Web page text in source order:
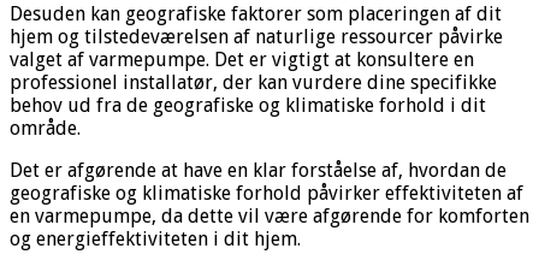
Desuden kan geografiske faktorer som placeringen af dit
hjem og tilstedeværelsen af naturlige ressourcer påvirke
valget af varmepumpe. Det er vigtigt at konsultere en
professionel installatør, der kan vurdere dine specifikke
behov ud fra de geografiske og klimatiske forhold i dit
område.
Det er afgørende at have en klar forståelse af, hvordan de
geografiske og klimatiske forhold påvirker effektiviteten af
en varmepumpe, da dette vil være afgørende for komforten
og energieffektiviteten i dit hjem.